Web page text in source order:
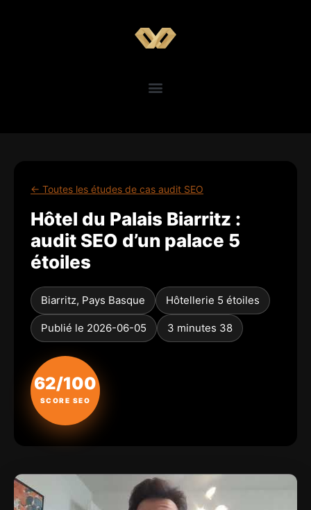
← Toutes les études de cas audit SEO
Hôtel du Palais Biarritz :
audit SEO d’un palace 5
étoiles
Biarritz, Pays Basque Hôtellerie 5 étoiles
Publié le 2026-06-05 3 minutes 38
62/100
SCORE SEO